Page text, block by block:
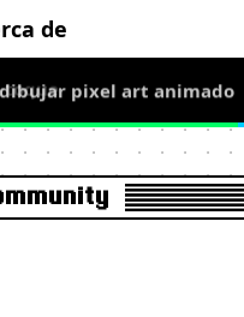
de
pixel art animado